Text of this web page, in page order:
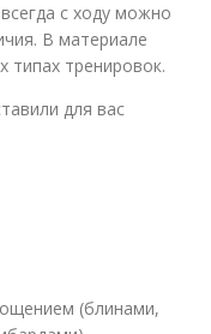
с ходу можно
В материале
типах тренировок.
для вас
(блинами,